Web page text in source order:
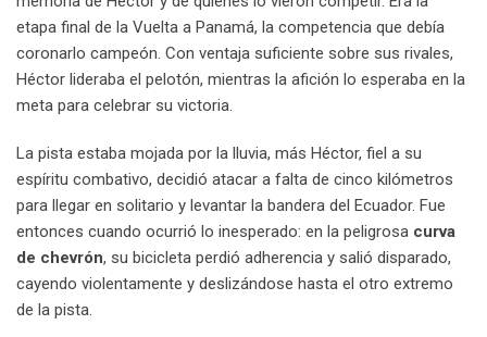
etapa final de la Vuelta a Panamá, la competencia que debía
coronarlo campeón. Con ventaja suficiente sobre sus rivales,
Héctor lideraba el pelotón, mientras la afición lo esperaba en la
meta para celebrar su victoria.
La pista estaba mojada por la lluvia, más Héctor, fiel a su
espíritu combativo, decidió atacar a falta de cinco kilómetros
para llegar en solitario y levantar la bandera del Ecuador. Fue
entonces cuando ocurrió lo inesperado: en la peligrosa curva
de chevrón, su bicicleta perdió adherencia y salió disparado,
cayendo violentamente y deslizándose hasta el otro extremo
de la pista.